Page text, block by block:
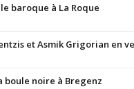
baroque à La Roque
et Asmik Grigorian en
boule noire à Bregenz